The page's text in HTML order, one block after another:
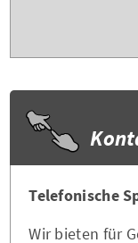
Telefonische
Wir bieten für